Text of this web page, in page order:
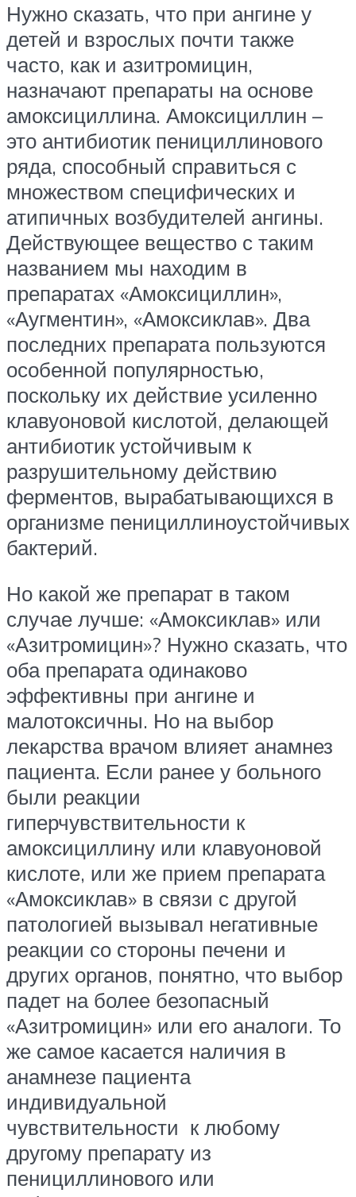
Нужно сказать, что при ангине у
детей и взрослых почти также
часто, как и азитромицин,
назначают препараты на основе
амоксициллина. Амоксициллин –
это антибиотик пенициллинового
ряда, способный справиться с
множеством специфических и
атипичных возбудителей ангины.
Действующее вещество с таким
названием мы находим в
препаратах «Амоксициллин»,
«Аугментин», «Амоксиклав». Два
последних препарата пользуются
особенной популярностью,
поскольку их действие усиленно
клавуоновой кислотой, делающей
антибиотик устойчивым к
разрушительному действию
ферментов, вырабатывающихся в
организме пенициллиноустойчивых
бактерий.
Но какой же препарат в таком
случае лучше: «Амоксиклав» или
«Азитромицин»? Нужно сказать, что
оба препарата одинаково
эффективны при ангине и
малотоксичны. Но на выбор
лекарства врачом влияет анамнез
пациента. Если ранее у больного
были реакции
гиперчувствительности к
амоксициллину или клавуоновой
кислоте, или же прием препарата
«Амоксиклав» в связи с другой
патологией вызывал негативные
реакции со стороны печени и
других органов, понятно, что выбор
падет на более безопасный
«Азитромицин» или его аналоги. То
же самое касается наличия в
анамнезе пациента
индивидуальной
чувствительности к любому
другому препарату из
пенициллинового или